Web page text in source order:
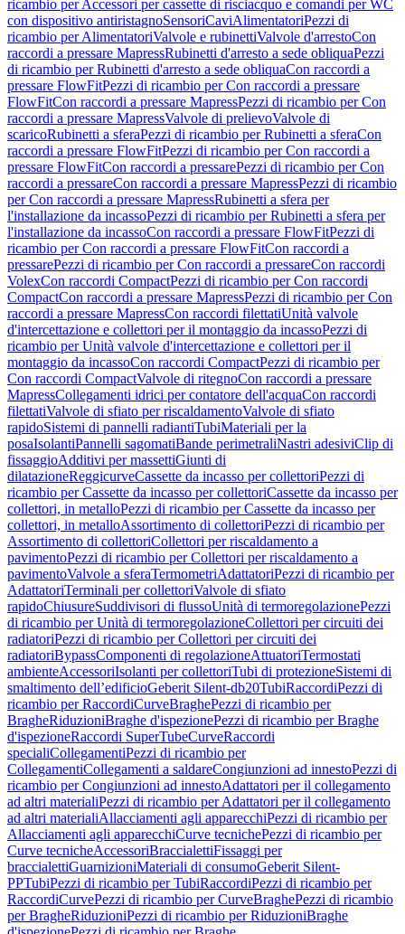
ricambio per Accessori per cassette di risciacquo e comandi per WC
con dispositivo antiristagnoSensoriCaviAlimentatoriPezzi di
ricambio per AlimentatoriValvole e rubinettiValvole d'arrestoCon
raccordi a pressare MapressRubinetti d'arresto a sede obliquaPezzi
di ricambio per Rubinetti d'arresto a sede obliquaCon raccordi a
pressare FlowFitPezzi di ricambio per Con raccordi a pressare
FlowFitCon raccordi a pressare MapressPezzi di ricambio per Con
raccordi a pressare MapressValvole di prelievoValvole di
scaricoRubinetti a sferaPezzi di ricambio per Rubinetti a sferaCon
raccordi a pressare FlowFitPezzi di ricambio per Con raccordi a
pressare FlowFitCon raccordi a pressarePezzi di ricambio per Con
raccordi a pressareCon raccordi a pressare MapressPezzi di ricambio
per Con raccordi a pressare MapressRubinetti a sfera per
l'installazione da incassoPezzi di ricambio per Rubinetti a sfera per
l'installazione da incassoCon raccordi a pressare FlowFitPezzi di
ricambio per Con raccordi a pressare FlowFitCon raccordi a
pressarePezzi di ricambio per Con raccordi a pressareCon raccordi
VolexCon raccordi CompactPezzi di ricambio per Con raccordi
CompactCon raccordi a pressare MapressPezzi di ricambio per Con
raccordi a pressare MapressCon raccordi filettatiUnità valvole
d'intercettazione e collettori per il montaggio da incassoPezzi di
ricambio per Unità valvole d'intercettazione e collettori per il
montaggio da incassoCon raccordi CompactPezzi di ricambio per
Con raccordi CompactValvole di ritegnoCon raccordi a pressare
MapressCollegamenti idrici per contatore dell'acquaCon raccordi
filettatiValvole di sfiato per riscaldamentoValvole di sfiato
rapidoSistemi di pannelli radiantiTubiMateriali per la
posaIsolantiPannelli sagomatiBande perimetraliNastri adesiviClip di
fissaggioAdditivi per massettiGiunti di
dilatazioneReggicurveCassette da incasso per collettoriPezzi di
ricambio per Cassette da incasso per collettoriCassette da incasso per
collettori, in metalloPezzi di ricambio per Cassette da incasso per
collettori, in metalloAssortimento di collettoriPezzi di ricambio per
Assortimento di collettoriCollettori per riscaldamento a
pavimentoPezzi di ricambio per Collettori per riscaldamento a
pavimentoValvole a sferaTermometriAdattatoriPezzi di ricambio per
AdattatoriTerminali per collettoriValvole di sfiato
rapidoChiusureSuddivisori di flussoUnità di termoregolazionePezzi
di ricambio per Unità di termoregolazioneCollettori per circuiti dei
radiatoriPezzi di ricambio per Collettori per circuiti dei
radiatoriBypassComponenti di regolazioneAttuatoriTermostati
ambienteAccessoriIsolanti per collettoriTubi di protezioneSistemi di
smaltimento dell’edificioGeberit Silent-db20TubiRaccordiPezzi di
ricambio per RaccordiCurveBraghePezzi di ricambio per
BragheRiduzioniBraghe d'ispezionePezzi di ricambio per Braghe
d'ispezioneRaccordi SuperTubeCurveRaccordi
specialiCollegamentiPezzi di ricambio per
CollegamentiCollegamenti a saldareCongiunzioni ad innestoPezzi di
ricambio per Congiunzioni ad innestoAdattatori per il collegamento
ad altri materialiPezzi di ricambio per Adattatori per il collegamento
ad altri materialiAllacciamenti agli apparecchiPezzi di ricambio per
Allacciamenti agli apparecchiCurve tecnichePezzi di ricambio per
Curve tecnicheAccessoriBraccialettiFissaggi per
braccialettiGuarnizioniMateriali di consumoGeberit Silent-
PPTubiPezzi di ricambio per TubiRaccordiPezzi di ricambio per
RaccordiCurvePezzi di ricambio per CurveBraghePezzi di ricambio
per BragheRiduzioniPezzi di ricambio per RiduzioniBraghe